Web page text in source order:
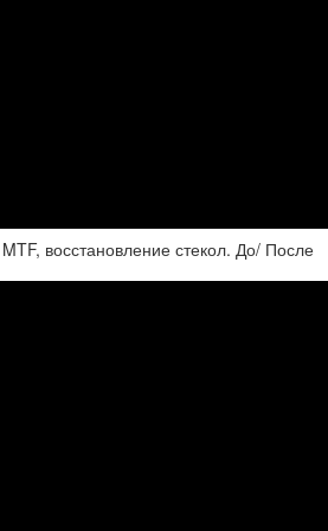
восстановление стекол. До/ После